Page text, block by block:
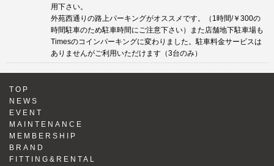
用下さい。
外苑西通りの路上パーキングがオススメです。（1時間/￥300の
時間駐車のため駐車時間にご注意下さい）また店舗地下駐車場も
Timesのコインパーキングに変わりました。駐車料金サービスは
ありませんがご利用いただけます（3台のみ）
TOP
NEWS
EVENT
MAINTENANCE
MEMBERSHIP
BRAND
FITTING&RENTAL